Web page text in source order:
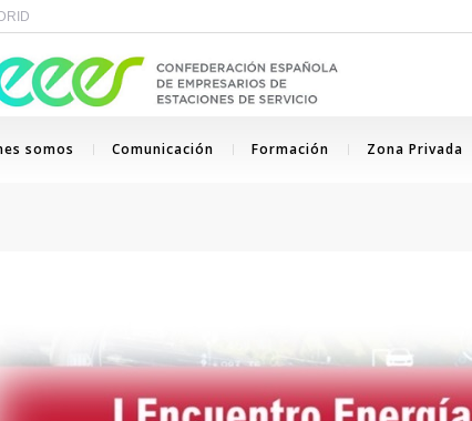
somos Comunicación Formación Zona Privada